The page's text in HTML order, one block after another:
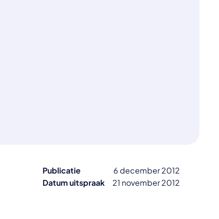
Publicatie
6 december 2012
Datum uitspraak
21 november 2012